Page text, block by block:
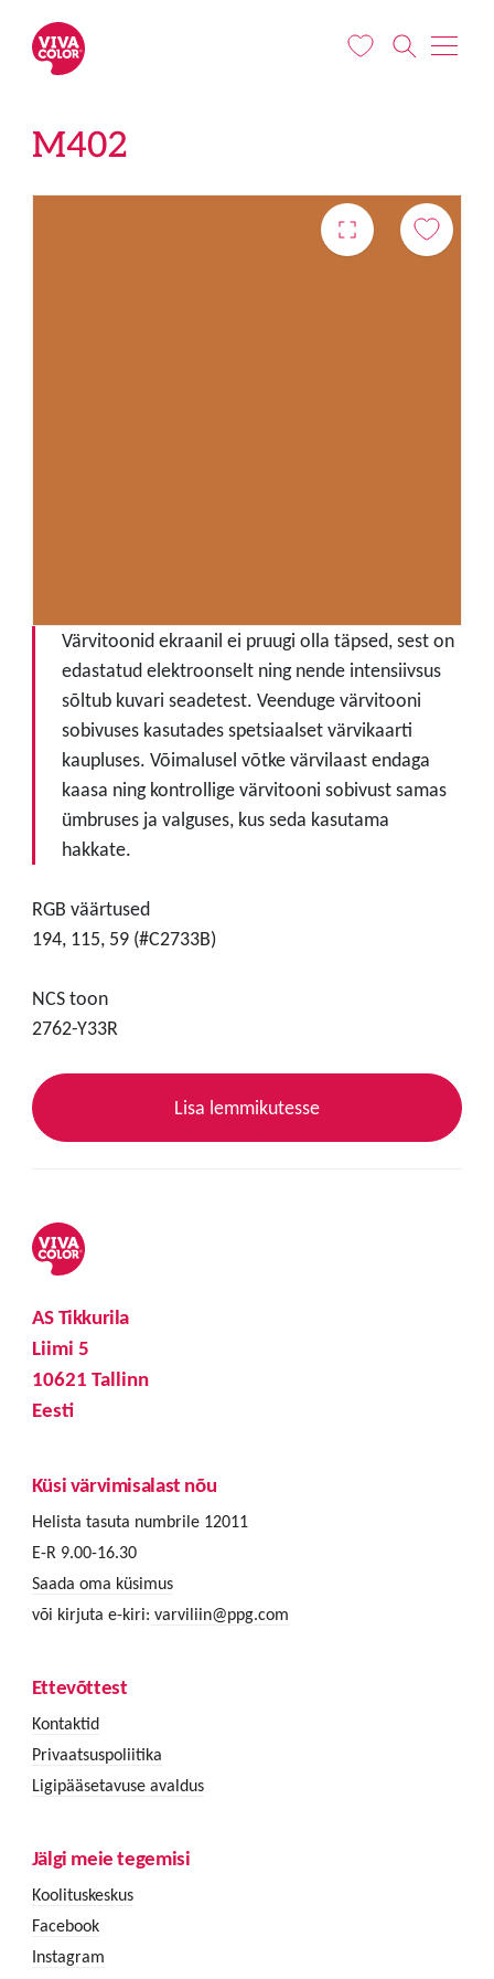
M402
Värvitoonid ekraanil ei pruugi olla täpsed, sest on
edastatud elektroonselt ning nende intensiivsus
sõltub kuvari seadetest. Veenduge värvitooni
sobivuses kasutades spetsiaalset värvikaarti
kaupluses. Võimalusel võtke värvilaast endaga
kaasa ning kontrollige värvitooni sobivust samas
ümbruses ja valguses, kus seda kasutama
hakkate.
RGB väärtused
194, 115, 59 (#C2733B)
NCS toon
2762-Y33R
Lisa lemmikutesse
AS Tikkurila
Liimi 5
10621 Tallinn
Eesti
Küsi värvimisalast nõu
Helista tasuta numbrile 12011
E-R 9.00-16.30
Saada oma küsimus
või kirjuta e-kiri: varviliin@ppg.com
Ettevõttest
Kontaktid
Privaatsuspoliitika
Ligipääsetavuse avaldus
Jälgi meie tegemisi
Koolituskeskus
Facebook
Instagram